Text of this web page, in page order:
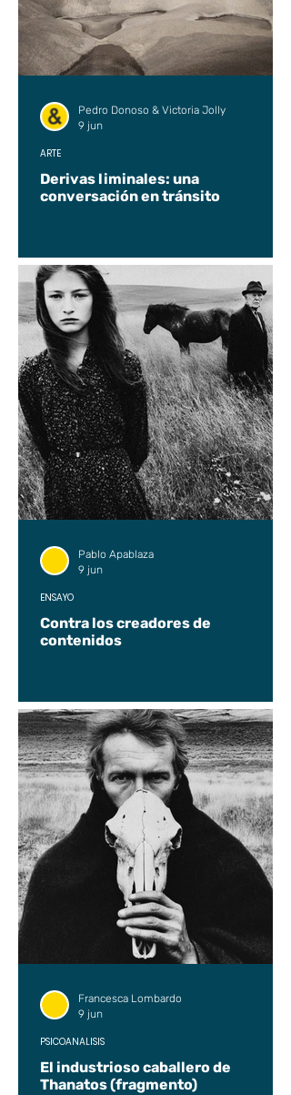
Derivas liminales: una
conversación en tránsito
ARTE
Pedro Donoso & Victoria Jolly
9 jun
Contra los creadores de
contenidos
ENSAYO
Pablo Apablaza
9 jun
El industrioso caballero de
Thanatos (fragmento)
PSICOANÁLISIS
Francesca Lombardo
9 jun